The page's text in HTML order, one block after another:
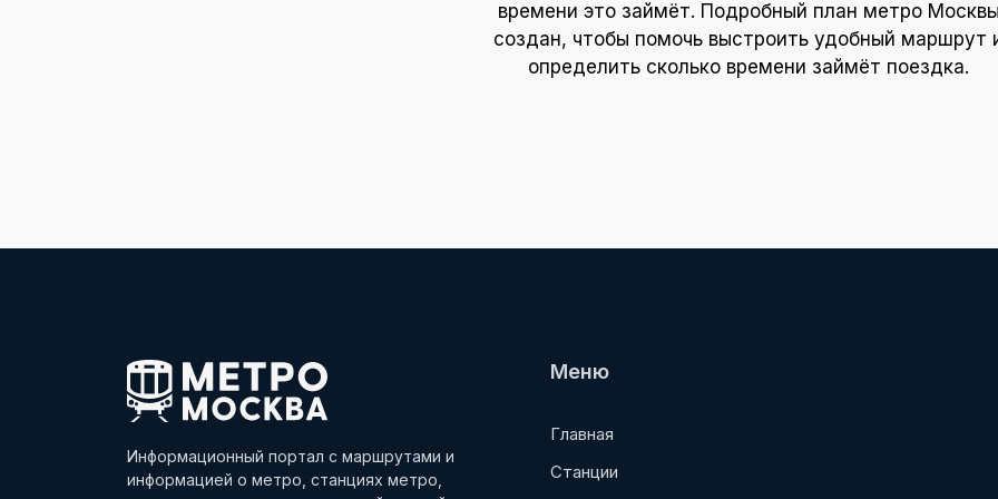
времени это займёт. Подробный план метро
создан, чтобы помочь выстроить удобный маршрут
определить сколько времени займёт поездка.
Информационный портал с маршрутами и
информацией о метро, станциях метро,
Меню
Главная
Станции